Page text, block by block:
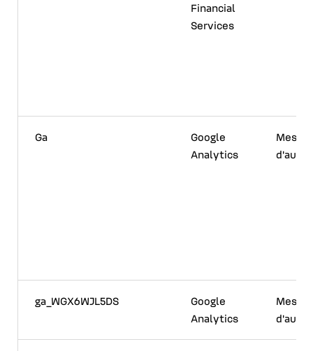
Financial
Services
Ga
Google
Analytics
Mesure
ga_WGX6WJL5DS
Google
Analytics
Mesure